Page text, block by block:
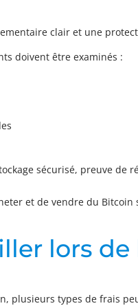
clair et une
doivent être examinés :
sécurisé, preuve de
et de vendre du
lors
plusieurs types de frais